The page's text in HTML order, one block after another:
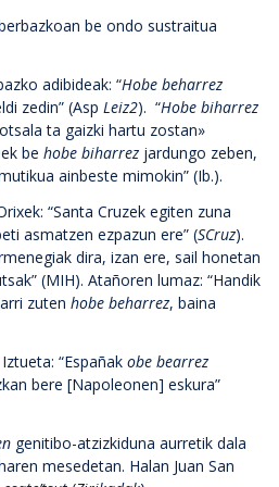
be ondo sustraitua
adibideak: “Hobe beharrez
zedin” (Asp Leiz2). “Hobe biharrez
ta gaizki hartu zostan»
be hobe biharrez jardungo zeben,
ainbeste mimokin” (Ib.).
“Santa Cruzek egiten zuna
asmatzen ezpazun ere” (SCruz).
dira, izan ere, sail honetan
(MIH). Atañoren lumaz: “Handik
zuten hobe beharrez, baina
“Españak obe bearrez
bere [Napoleonen] eskura”
genitibo-atzizkiduna aurretik dala
mesedetan. Halan Juan San